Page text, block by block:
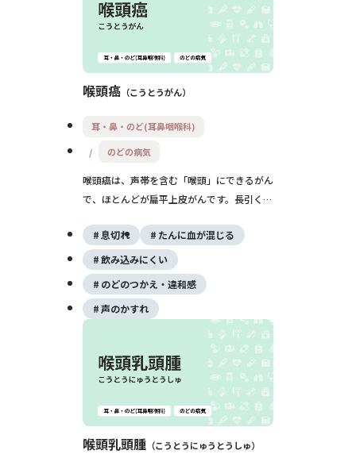
喉頭癌 こうとうがん
耳・鼻・のど(耳鼻咽喉科)
のどの病気
喉頭癌は、声帯を含む「喉頭」にできるがん
で、ほとんどが扁平上皮がんです。長引く声
みや飲みこみにくさ、息苦しさもみられま
す。進行度や部位に応じて、放射線治療・手
術・抗がん剤治療などを組み合わせて治療し
ます。
息切れ
たんに血が混じる
飲み込みにくい
のどのつかえ・違和感
声のかすれ
喉頭乳頭腫 こうとうにゅうとうしゅ